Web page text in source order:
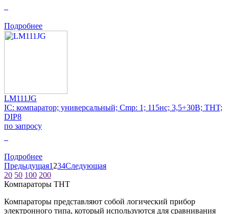
Подробнее
LM111JG
IC: компаратор; универсальный; Cmp: 1; 115нс; 3,5÷30В; THT;
DIP8
по запросу
Подробнее
Предыдущая1 234Следующая
20 50 100 200
Компараторы THT
Компараторы представляют собой логический прибор
электронного типа, который используются для сравнивания